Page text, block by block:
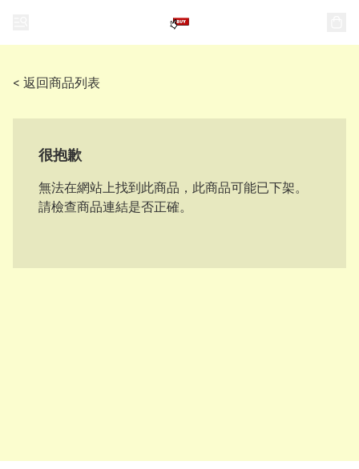
< 返回商品列表
很抱歉
無法在網站上找到此商品，此商品可能已下架。
請檢查商品連結是否正確。